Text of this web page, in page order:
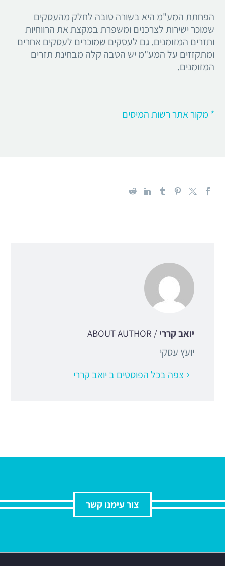
הפחתת המע"מ היא בשורה טובה לחלק מהעסקים
שמוכר ישירות לצרכנים ומשפרת במקצת את הרווחיות
ותזרים המזומנים. גם לעסקים שמוכרים לעסקים אחרים
ומתקזזים על המע"מ יש הטבה קלה מבחינת תזרים
המזומנים.
* מקור אתר רשות המיסים
יואב קררי / ABOUT AUTHOR
יועץ עסקי
צפה בכל הפוסטים ב יואב קררי
צור עימנו קשר